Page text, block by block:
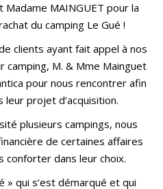
MAINGUET pour la
du camping Le Gué !
clients ayant fait appel à nos
camping, M. & Mme Mainguet
pour nous rencontrer afin
leur projet d’acquisition.
plusieurs campings, nous
de certaines affaires
conforter dans leur choix.
» qui s’est démarqué et qui